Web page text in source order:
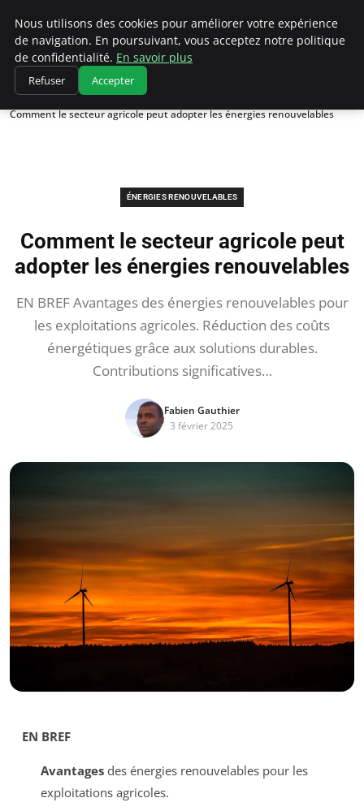
Climatedebtagents
Accueil
Énergies Renouvelables
Comment le secteur agricole peut adopter les énergies renouvelables
ÉNERGIES RENOUVELABLES
Comment le secteur agricole peut
adopter les énergies renouvelables
EN BREF Avantages des énergies renouvelables pour
les exploitations agricoles. Réduction des coûts
énergétiques grâce aux solutions durables.
Contributions significatives…
Fabien Gauthier
3 février 2025
EN BREF
Avantagesdes énergies renouvelables pour les
exploitations agricoles.
Nous utilisons des cookies pour améliorer votre expérience
de navigation. En poursuivant, vous acceptez notre politique
de confidentialité. En savoir plus
Refuser Accepter